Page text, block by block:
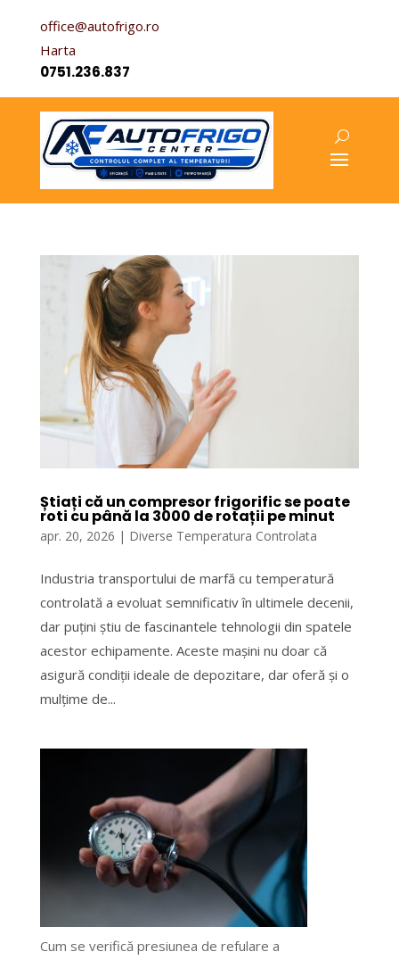
office@autofrigo.ro
Harta
0751.236.837
Știați că un compresor frigorific se poate
roti cu până la 3000 de rotații pe minut
apr. 20, 2026 | Diverse Temperatura Controlata
Industria transportului de marfă cu temperatură
controlată a evoluat semnificativ în ultimele decenii,
dar puțini știu de fascinantele tehnologii din spatele
acestor echipamente. Aceste mașini nu doar că
asigură condiții ideale de depozitare, dar oferă și o
mulțime de...
Cum se verifică presiunea de refulare a